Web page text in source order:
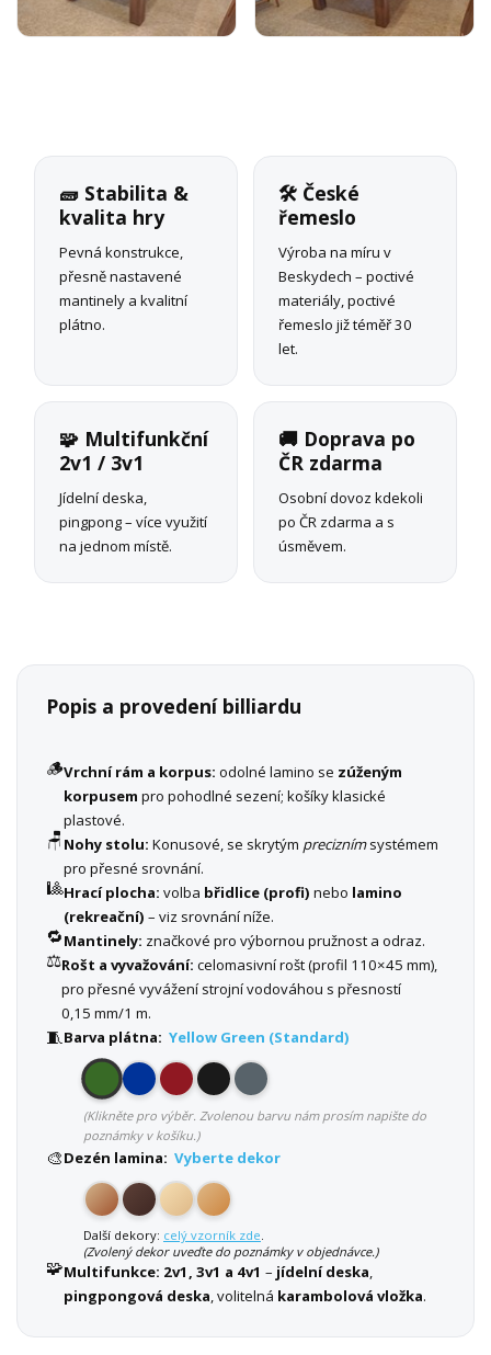
🧱 Stabilita &
kvalita hry
Pevná konstrukce,
přesně nastavené
mantinely a kvalitní
plátno.
🛠 České
řemeslo
Výroba na míru v
Beskydech – poctivé
materiály, poctivé
řemeslo již téměř 30
let.
🧩 Multifunkční
2v1 / 3v1
Jídelní deska,
pingpong – více využití
na jednom místě.
🚚 Doprava po
ČR zdarma
Osobní dovoz kdekoli
po ČR zdarma a s
úsměvem.
Popis a provedení billiardu
🪵Vrchní rám a korpus: odolné lamino se zúženým
korpusem pro pohodlné sezení; košíky klasické
plastové.
🪑 Nohy stolu: Konusové, se skrytým preciznímsystémem
pro přesné srovnání.
🎱Hrací plocha: volba břidlice (profi) nebo lamino
(rekreační) – viz srovnání níže.
🔁Mantinely: značkové pro výbornou pružnost a odraz.
⚖️Rošt a vyvažování: celomasivní rošt (profil 110×45 mm),
pro přesné vyvážení strojní vodováhou s přesností
0,15 mm/1 m.
🧵Barva plátna: Yellow Green (Standard)
(Klikněte pro výběr. Zvolenou barvu nám prosím napište do
poznámky v košíku.)
🎨Dezén lamina: Vyberte dekor
Další dekory: celý vzorník zde.
(Zvolený dekor uveďte do poznámky v objednávce.)
🧩Multifunkce: 2v1, 3v1 a 4v1 – jídelní deska,
pingpongová deska, volitelná karambolová vložka.